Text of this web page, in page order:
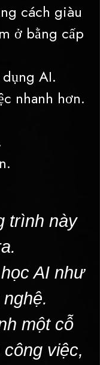
cách giàu
ở bằng cấp
AI.
nhanh hơn.
trình này
AI như
một cỗ
việc,